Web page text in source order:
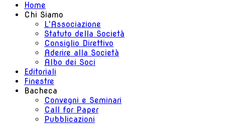
Home
Chi Siamo
L'Associazione
Statuto della Società
Consiglio Direttivo
Aderire alla Società
Albo dei Soci
Editoriali
Finestre
Bacheca
Convegni e Seminari
Call for Paper
Pubblicazioni